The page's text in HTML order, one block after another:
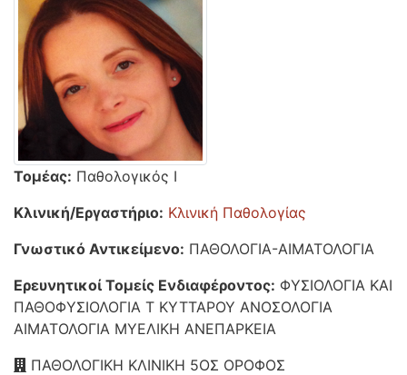
Τομέας: Παθολογικός Ι
Κλινική/Εργαστήριο: Κλινική Παθολογίας
Γνωστικό Αντικείμενο: ΠΑΘΟΛΟΓΙΑ-ΑΙΜΑΤΟΛΟΓΙΑ
Ερευνητικοί Τομείς Ενδιαφέροντος: ΦΥΣΙΟΛΟΓΙΑ ΚΑΙ
ΠΑΘΟΦΥΣΙΟΛΟΓΙΑ Τ ΚΥΤΤΑΡΟΥ ΑΝΟΣΟΛΟΓΙΑ
ΑΙΜΑΤΟΛΟΓΙΑ ΜΥΕΛΙΚΗ ΑΝΕΠΑΡΚΕΙΑ
ΠΑΘΟΛΟΓΙΚΗ ΚΛΙΝΙΚΗ 5ΟΣ ΟΡΟΦΟΣ